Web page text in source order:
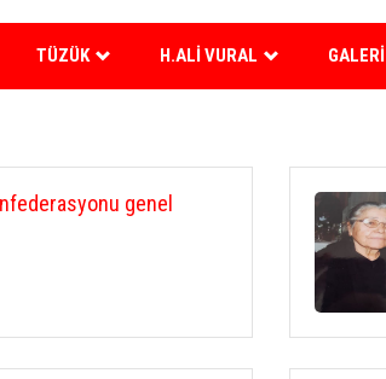
TÜZÜK H.ALI VURAL GALERI
genel